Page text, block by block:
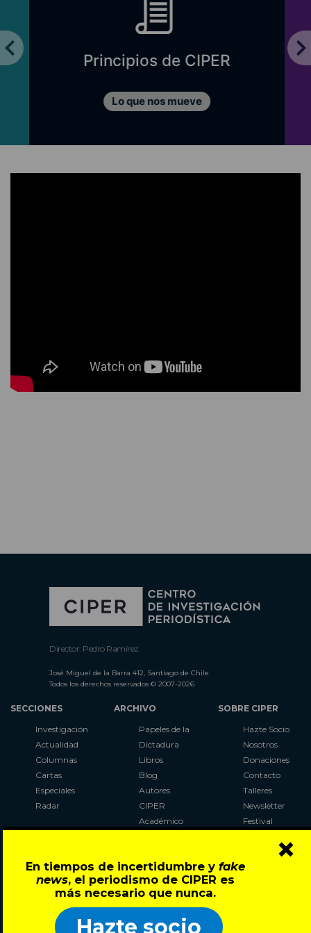
En tiempos de incertidumbre y fake
news, el periodismo de CIPER es
más necesario que nunca.
Hazte socio
×
Principios de CIPER
Lo que nos mueve
Director: Pedro Ramírez
José Miguel de la Barra 412, Santiago de Chile
Todos los derechos reservados © 2007-2026
SECCIONES
Investigación
Actualidad
Columnas
Cartas
Especiales
Radar
ARCHIVO
Papeles de la
Dictadura
Libros
Blog
Autores
CIPER
Académico
Al Plebiscito
con CIPER
SOBRE CIPER
Hazte Socio
Nosotros
Donaciones
Contacto
Talleres
Newsletter
Festival